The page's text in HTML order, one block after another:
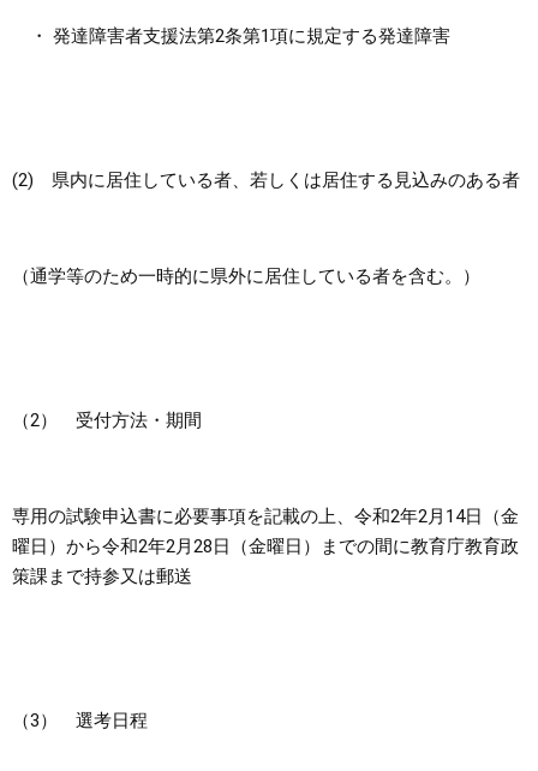
・ 発達障害者支援法第2条第1項に規定する発達障害
(2) 県内に居住している者、若しくは居住する見込みのある者
（通学等のため一時的に県外に居住している者を含む。）
（2） 受付方法・期間
専用の試験申込書に必要事項を記載の上、令和2年2月14日（金
曜日）から令和2年2月28日（金曜日）までの間に教育庁教育政
策課まで持参又は郵送
（3） 選考日程